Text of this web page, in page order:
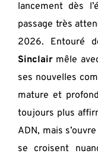
lancement dès
passage très
2026.
Sinclair mêle
ses nouvelles
mature et
toujours plus
ADN, mais
se croisent